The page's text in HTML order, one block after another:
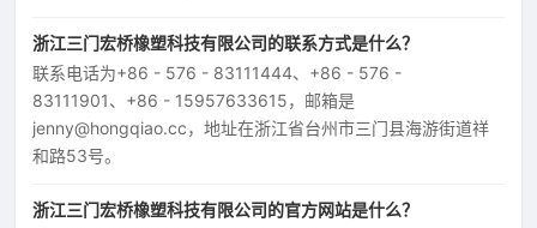
浙江三门宏桥橡塑科技有限公司的联系方式是什么？
联系电话为+86 - 576 - 83111444、+86 - 576 -
83111901、+86 - 15957633615，邮箱是
jenny@hongqiao.cc，地址在浙江省台州市三门县海游街道祥
和路53号。
浙江三门宏桥橡塑科技有限公司的官方网站是什么？